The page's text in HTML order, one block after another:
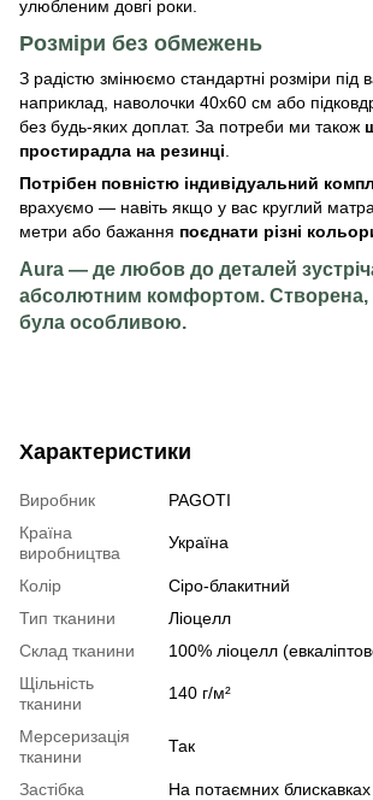
улюбленим довгі роки.
Розміри без обмежень
З радістю змінюємо стандартні розміри
наприклад, наволочки 40х60 см або
без будь-яких доплат. За потреби ми також
простирадла на резинці
Потрібен повністю індивідуальний
врахуємо — навіть якщо у вас круглий
метри або бажання поєднати різні
Aura — де любов до деталей
абсолютним комфортом. Створена,
була особливою.
Характеристики
Виробник
PAGOTI
Країна
виробництва
Україна
Колір
Сіро-блакитний
Тип тканини
Ліоцелл
Склад тканини
100% ліоцелл
Щільність
тканини
140 г/м²
Мерсеризація
тканини
Так
Застібка
На потаємних блискавках